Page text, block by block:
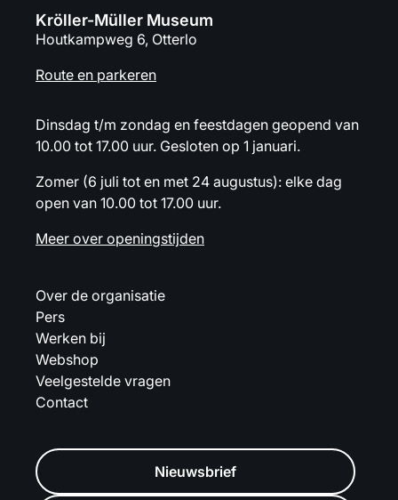
Kröller-Müller Museum
Houtkampweg 6, Otterlo
Route en parkeren
Dinsdag t/m zondag en feestdagen geopend van
10.00 tot 17.00 uur. Gesloten op 1 januari.
Zomer (6 juli tot en met 24 augustus): elke dag
open van 10.00 tot 17.00 uur.
Meer over openingstijden
Over de organisatie
Pers
Werken bij
Webshop
Veelgestelde vragen
Contact
Nieuwsbrief